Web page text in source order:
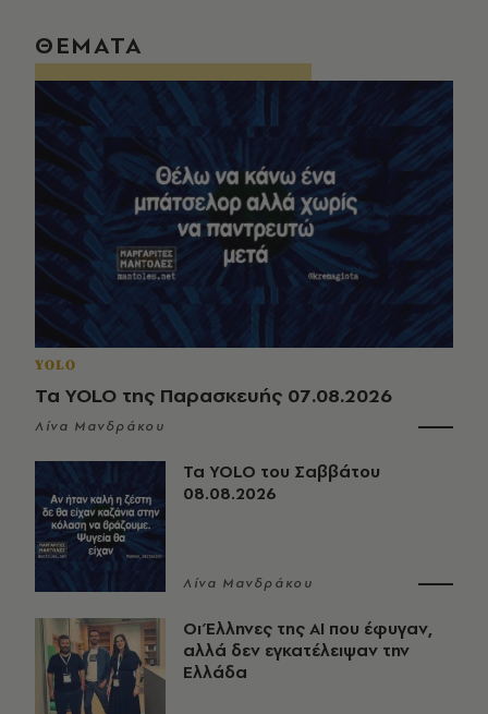
ΘΕΜΑΤΑ
YOLO
Τα YOLO της Παρασκευής 07.08.2026
Λίνα Μανδράκου
Τα YOLO του Σαββάτου
08.08.2026
Λίνα Μανδράκου
Οι Έλληνες της ΑΙ που έφυγαν,
αλλά δεν εγκατέλειψαν την
Ελλάδα